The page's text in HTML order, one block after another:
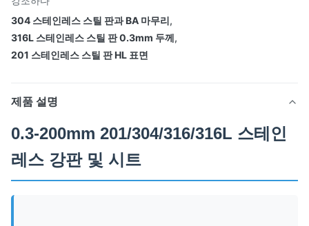
304 스테인레스 스틸 판과 BA 마무리,
316L 스테인레스 스틸 판 0.3mm 두께,
201 스테인레스 스틸 판 HL 표면
제품 설명
0.3-200mm 201/304/316/316L 스테인
레스 강판 및 시트